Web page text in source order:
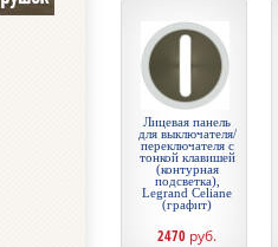
Лицевая панель
для выключателя/
переключателя с
тонкой клавишей
(контурная
подсветка),
Legrand Celiane
(графит)
2470 руб.